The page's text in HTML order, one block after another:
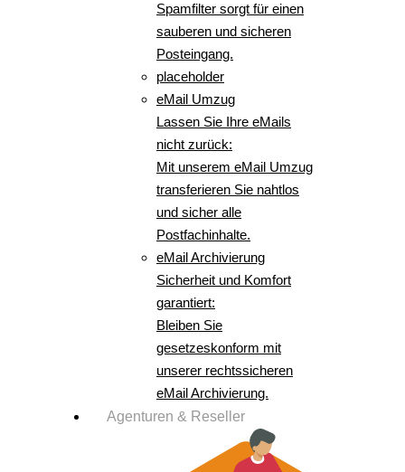
Spamfilter sorgt für einen
sauberen und sicheren
Posteingang.
placeholder
eMail Umzug
Lassen Sie Ihre eMails
nicht zurück:
Mit unserem eMail Umzug
transferieren Sie nahtlos
und sicher alle
Postfachinhalte.
eMail Archivierung
Sicherheit und Komfort
garantiert:
Bleiben Sie
gesetzeskonform mit
unserer rechtssicheren
eMail Archivierung.
Agenturen & Reseller